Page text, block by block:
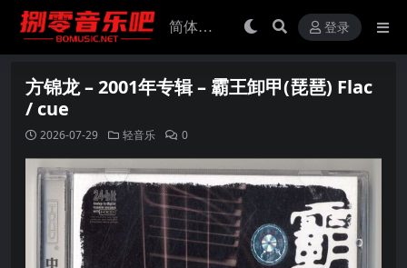
登录
方锦龙 – 2001年专辑 – 霸王卸甲(琵琶) Flac
/ cue
2026-07-29 轻音乐 0